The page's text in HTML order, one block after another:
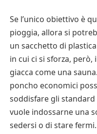
Se l’unico obiettivo è
pioggia, allora si
un sacchetto di
in cui ci si sforza,
giacca come una
poncho economici
soddisfare gli
vuole indossarne una
sedersi o di stare fermi.